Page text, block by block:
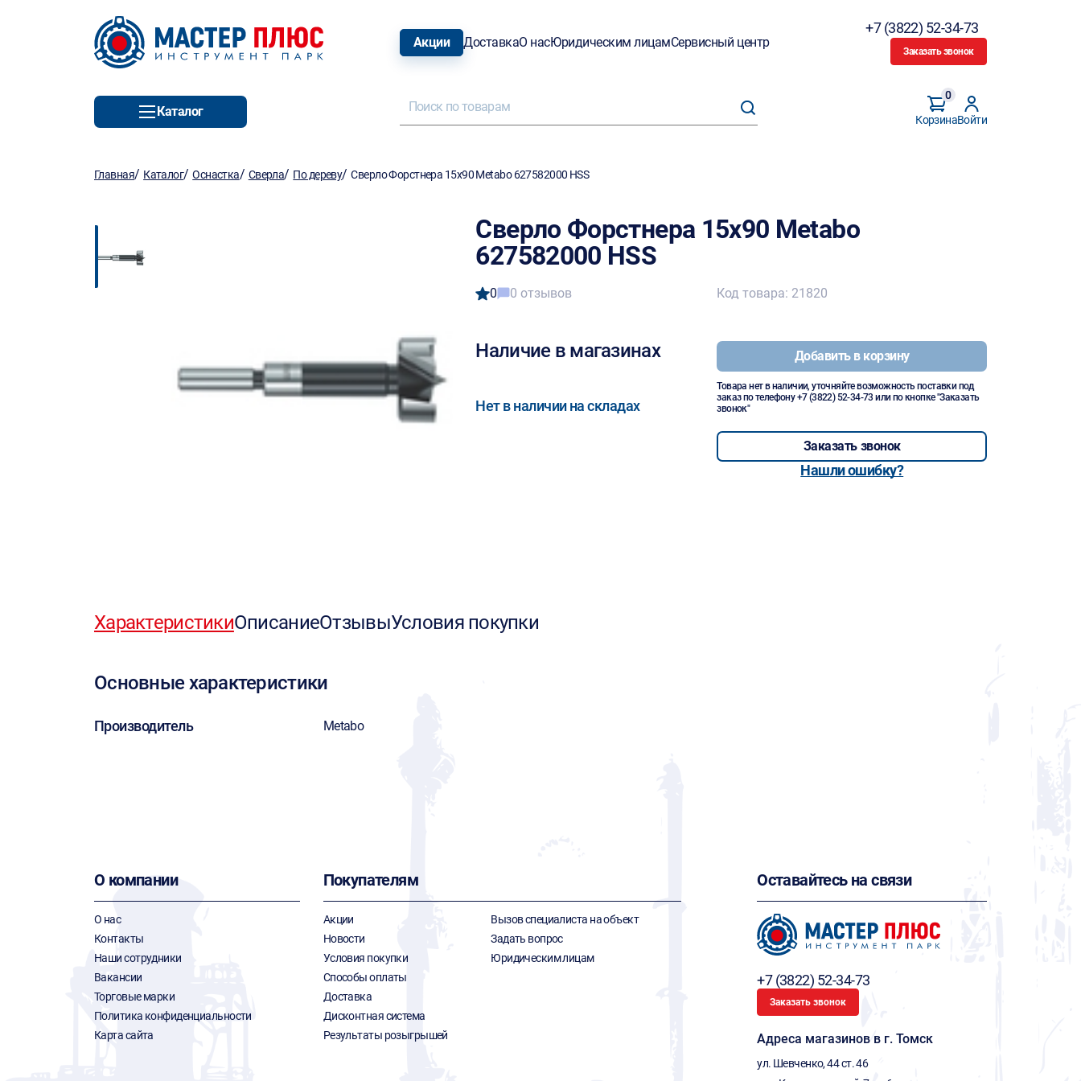
Акции ДоставкаО насЮридическим лицамСервисный центр
+7 (3822) 52-34-73
Заказать звонок
Каталог
Корзина
0
Войти
Главная/ Каталог/Оснастка/ Сверла/ По дереву/Сверло Форстнера 15х90 Metabo 627582000 HSS
Сверло Форстнера 15х90 Metabo
627582000 HSS
0 0 отзывов
Наличие в магазинах
Нет в наличии на складах
Код товара: 21820
Добавить в корзину
Товара нет в наличии, уточняйте возможность поставки под
заказ по телефону+7 (3822) 52-34-73 или по кнопке "Заказать
звонок"
Заказать звонок
Нашли ошибку?
ХарактеристикиОписаниеОтзывыУсловия покупки
Основные характеристики
Производитель Metabo
О компании
О нас
Контакты
Наши сотрудники
Вакансии
Торговые марки
Политика конфиденциальности
Карта сайта
Покупателям
Акции
Новости
Условия покупки
Способы оплаты
Доставка
Дисконтная система
Результаты розыгрышей
Вызов специалиста на объект
Задать вопрос
Юридическим лицам
Оставайтесь на связи
+7 (3822) 52-34-73
Заказать звонок
Адреса магазинов в г. Томск
ул. Шевченко, 44 ст. 46